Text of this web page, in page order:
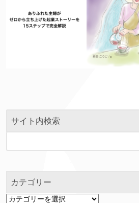
サイト内検索
カテゴリー
カ